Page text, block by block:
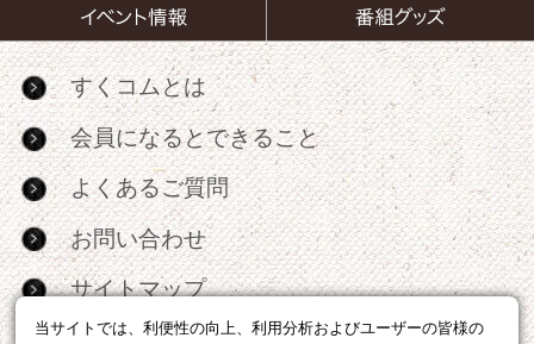
当サイトでは、利便性の向上、利用分析およびユーザーの皆様の
すくコムとは
会員になるとできること
よくあるご質問
お問い合わせ
サイトマップ
RSS